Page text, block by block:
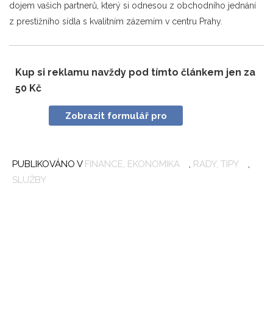
dojem vašich partnerů, který si odnesou z obchodního jednání
z prestižního sídla s kvalitním zázemím v centru Prahy.
Kup si reklamu navždy pod tímto článkem jen za
50 Kč
Zobrazit formulář pro
PUBLIKOVÁNO V FINANCE, EKONOMIKA , RADY, TIPY
,
SLUŽBY